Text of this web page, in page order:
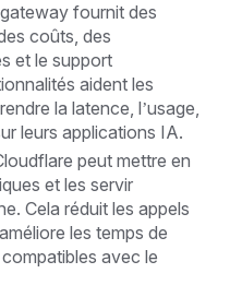
fournit des
coûts, des
et le support
aident les
la latence, l’usage,
leurs applications IA.
peut mettre en
et les servir
Cela réduit les appels
les temps de
avec le